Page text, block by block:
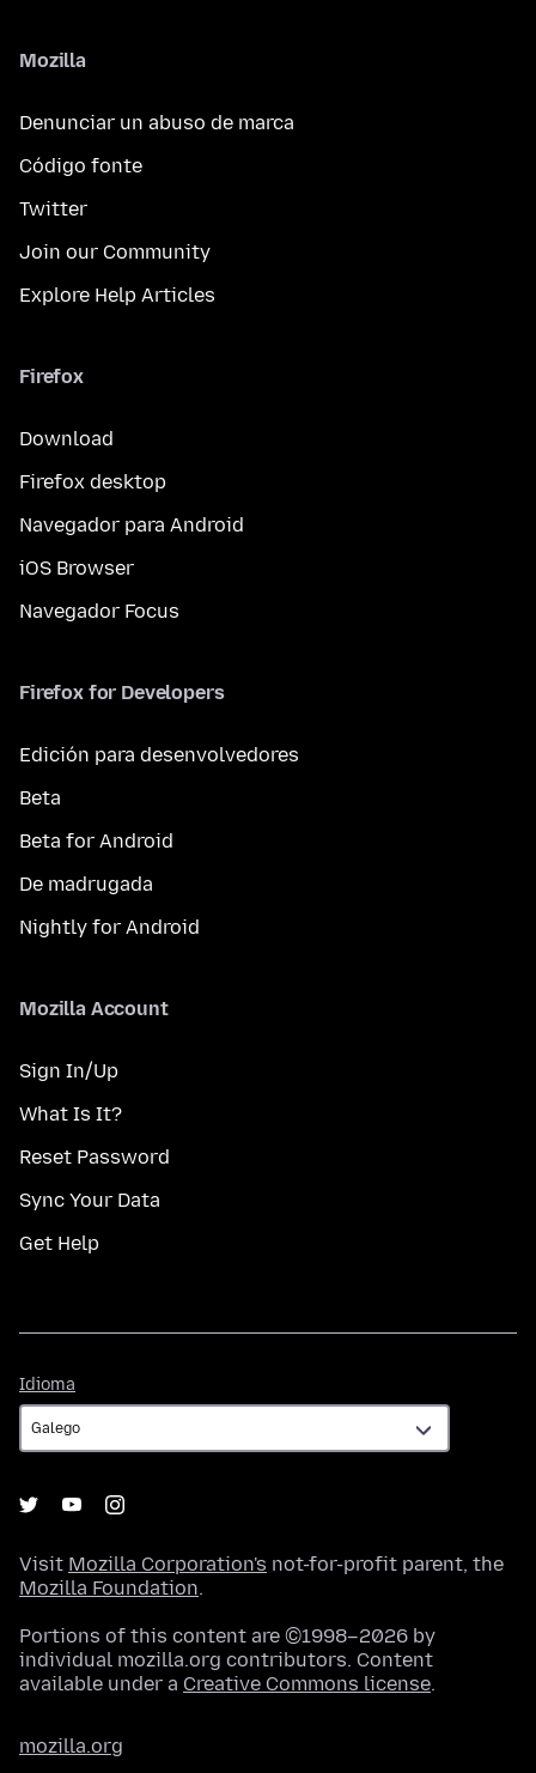
Mozilla
Denunciar un abuso de marca
Código fonte
Twitter
Join our Community
Explore Help Articles
Firefox
Download
Firefox desktop
Navegador para Android
iOS Browser
Navegador Focus
Firefox for Developers
Edición para desenvolvedores
Beta
Beta for Android
De madrugada
Nightly for Android
Mozilla Account
Sign In/Up
What Is It?
Reset Password
Sync Your Data
Get Help
Idioma
Visit Mozilla Corporation's not-for-profit parent, the
Mozilla Foundation.
Portions of this content are ©1998–2026 by
individual mozilla.org contributors. Content
available under a Creative Commons license.
mozilla.org